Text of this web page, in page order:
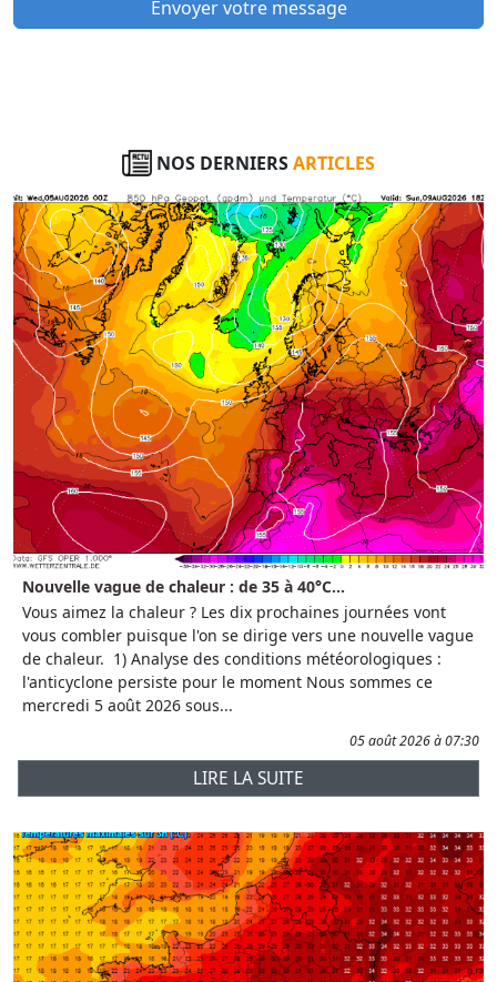
Envoyer votre message
NOS DERNIERSARTICLES
Nouvelle vague de chaleur : de 35 à 40°C...
Vous aimez la chaleur ? Les dix prochaines journées vont
vous combler puisque l'on se dirige vers une nouvelle vague
de chaleur. 1) Analyse des conditions météorologiques :
l'anticyclone persiste pour le moment Nous sommes ce
mercredi 5 août 2026 sous...
05 août 2026 à 07:30
LIRE LA SUITE